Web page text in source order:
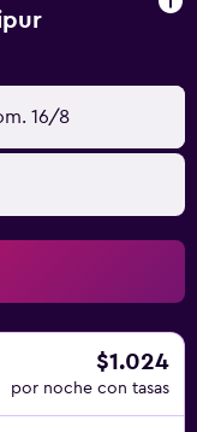
Se
zapatillas y
Entre las
para las personas
sillas de
incluyen
gratuita. Se ofrece
de limpieza
de planchar con
en este
gimnasio. Se
y esparcimiento
o cerca del
16/8
$1.024
por noche con tasas